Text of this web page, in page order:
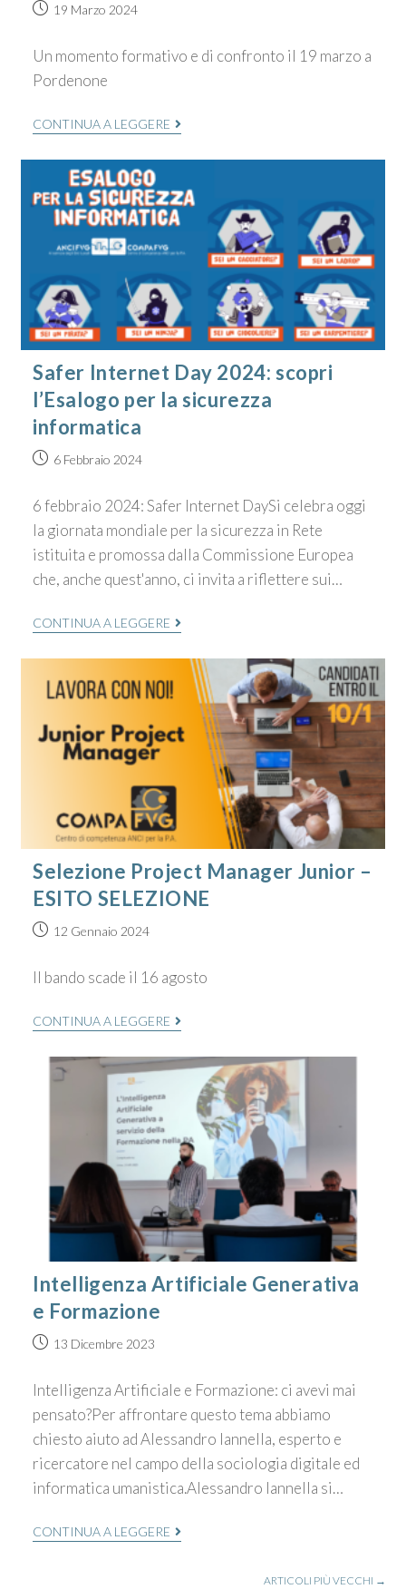
19 Marzo 2024
Un momento formativo e di confronto il 19 marzo a
Pordenone
CONTINUA A LEGGERE
Safer Internet Day 2024: scopri
l’Esalogo per la sicurezza
informatica
6 Febbraio 2024
6 febbraio 2024: Safer Internet DaySi celebra oggi
la giornata mondiale per la sicurezza in Rete
istituita e promossa dalla Commissione Europea
che, anche quest'anno, ci invita a riflettere sui…
CONTINUA A LEGGERE
Selezione Project Manager Junior –
ESITO SELEZIONE
12 Gennaio 2024
Il bando scade il 16 agosto
CONTINUA A LEGGERE
Intelligenza Artificiale Generativa
e Formazione
13 Dicembre 2023
Intelligenza Artificiale e Formazione: ci avevi mai
pensato?Per affrontare questo tema abbiamo
chiesto aiuto ad Alessandro Iannella, esperto e
ricercatore nel campo della sociologia digitale ed
informatica umanistica.Alessandro Iannella si…
CONTINUA A LEGGERE
ARTICOLI PIÙ VECCHI →